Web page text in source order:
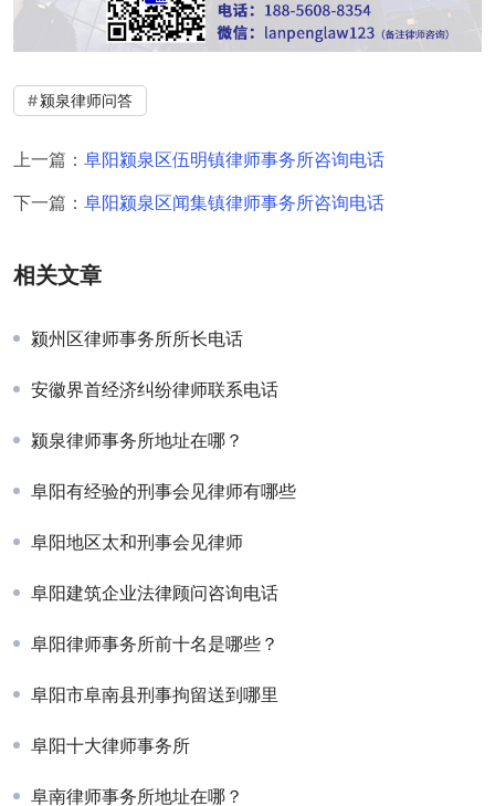
颍泉律师问答
上一篇： 阜阳颍泉区伍明镇律师事务所咨询电话
下一篇： 阜阳颍泉区闻集镇律师事务所咨询电话
相关文章
颍州区律师事务所所长电话
安徽界首经济纠纷律师联系电话
颍泉律师事务所地址在哪？
阜阳有经验的刑事会见律师有哪些
阜阳地区太和刑事会见律师
阜阳建筑企业法律顾问咨询电话
阜阳律师事务所前十名是哪些？
阜阳市阜南县刑事拘留送到哪里
阜阳十大律师事务所
阜南律师事务所地址在哪？